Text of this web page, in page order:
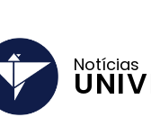
Notícias